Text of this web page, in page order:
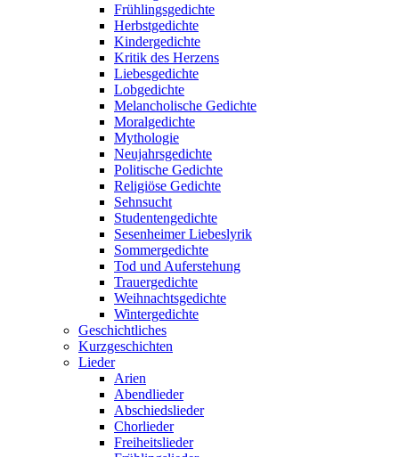
Frühlingsgedichte
Herbstgedichte
Kindergedichte
Kritik des Herzens
Liebesgedichte
Lobgedichte
Melancholische Gedichte
Moralgedichte
Mythologie
Neujahrsgedichte
Politische Gedichte
Religiöse Gedichte
Sehnsucht
Studentengedichte
Sesenheimer Liebeslyrik
Sommergedichte
Tod und Auferstehung
Trauergedichte
Weihnachtsgedichte
Wintergedichte
Geschichtliches
Kurzgeschichten
Lieder
Arien
Abendlieder
Abschiedslieder
Chorlieder
Freiheitslieder